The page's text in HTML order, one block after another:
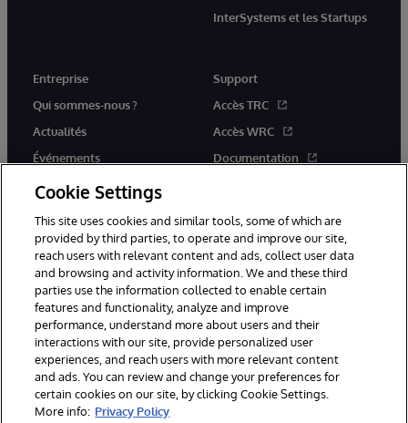
InterSystems et les Startups
Entreprise
Qui sommes-nous ?
Actualités
Événements
Rejoignez-nous
Support
Accès TRC
Accès WRC
Documentation
© 1996-2026 InterSystems Corporation, Boston, MA. Tous droits
réservés.
Mentions légales
Déclaration de confidentialité d'InterSystems Corporation
Accessibilité
Cookie Settings
This site uses cookies and similar tools, some of which are
provided by third parties, to operate and improve our site,
reach users with relevant content and ads, collect user data
and browsing and activity information. We and these third
parties use the information collected to enable certain
features and functionality, analyze and improve
performance, understand more about users and their
interactions with our site, provide personalized user
experiences, and reach users with more relevant content
and ads. You can review and change your preferences for
certain cookies on our site, by clicking Cookie Settings.
More info: Privacy Policy